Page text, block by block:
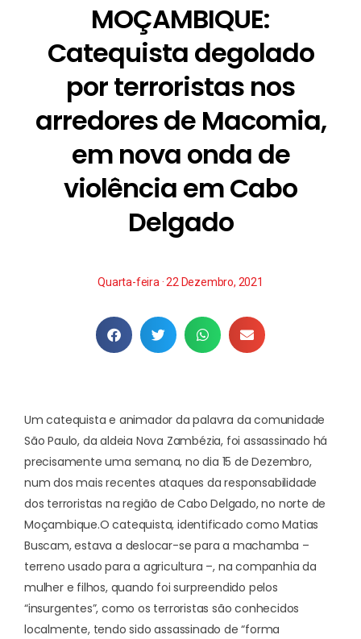
MOÇAMBIQUE:
Catequista degolado
por terroristas nos
arredores de Macomia,
em nova onda de
violência em Cabo
Delgado
Quarta-feira · 22 Dezembro, 2021
Um catequista e animador da palavra da comunidade
São Paulo, da aldeia Nova Zambézia, foi assassinado há
precisamente uma semana, no dia 15 de Dezembro,
num dos mais recentes ataques da responsabilidade
dos terroristas na região de Cabo Delgado, no norte de
Moçambique.O catequista, identificado como Matias
Buscam, estava a deslocar-se para a machamba –
terreno usado para a agricultura –, na companhia da
mulher e filhos, quando foi surpreendido pelos
“insurgentes”, como os terroristas são conhecidos
localmente, tendo sido assassinado de “forma